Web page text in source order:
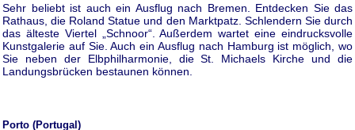
Sehr beliebt ist auch ein Ausflug nach Bremen. Entdecken Sie das
Rathaus, die Roland Statue und den Marktpatz. Schlendern Sie durch
das älteste Viertel „Schnoor“. Außerdem wartet eine eindrucksvolle
Kunstgalerie auf Sie. Auch ein Ausflug nach Hamburg ist möglich, wo
Sie neben der Elbphilharmonie, die St. Michaels Kirche und die
Landungsbrücken bestaunen können.
Porto (Portugal)